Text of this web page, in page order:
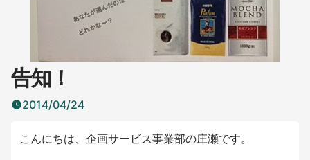
告知！
2014/04/24
こんにちは、企画サービス事業部の庄瀬です。